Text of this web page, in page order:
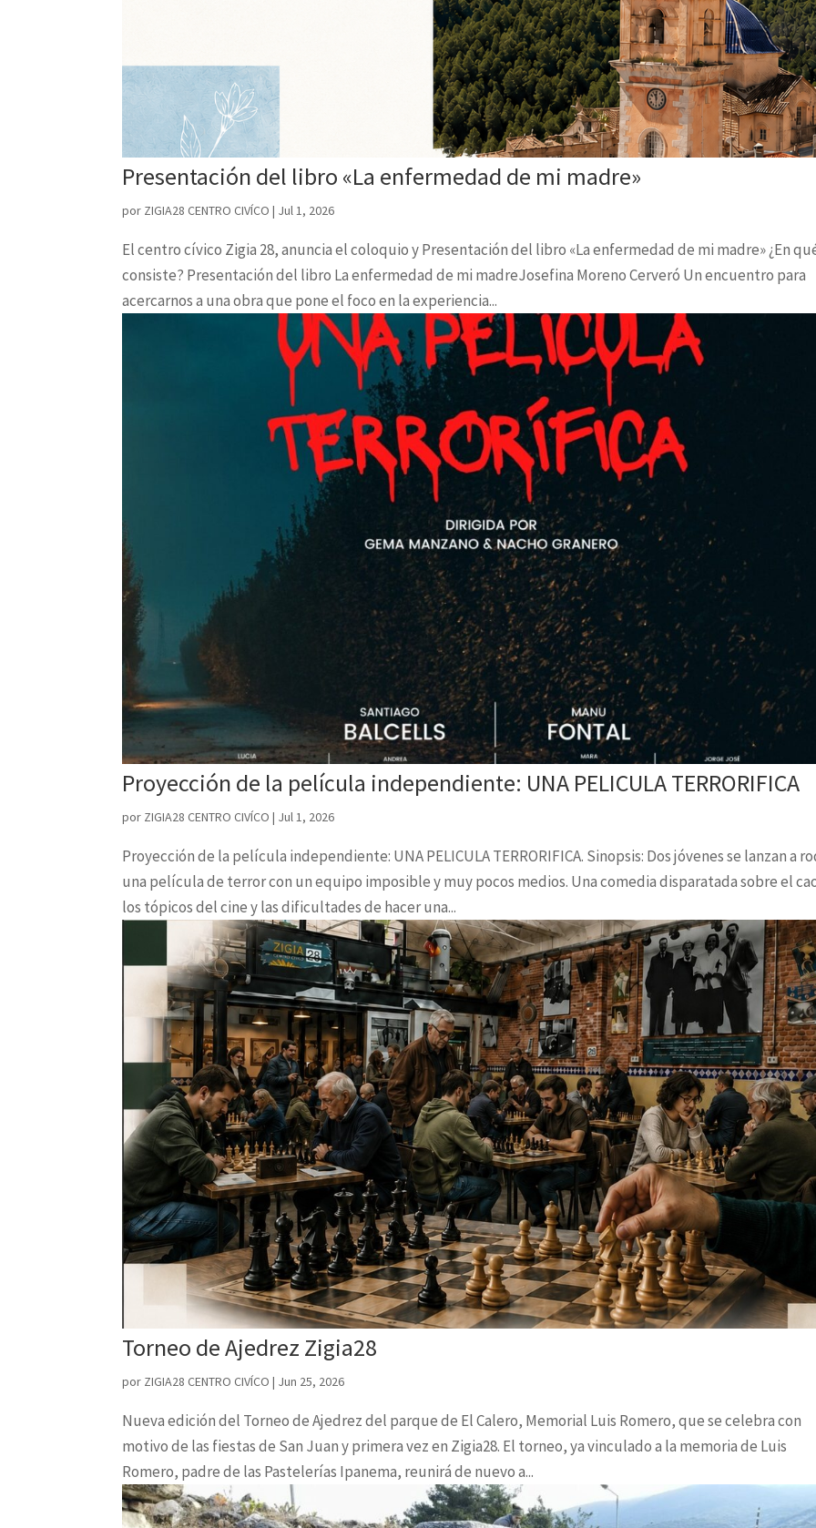
Presentación del libro «La enfermedad de mi madre»
por ZIGIA28 CENTRO CIVÍCO | Jul 1, 2026
El centro cívico Zigia 28, anuncia el coloquio y Presentación del libro «La enfermedad de mi madre» ¿En
consiste? Presentación del libro La enfermedad de mi madreJosefina Moreno Cerveró Un encuentro para
acercarnos a una obra que pone el foco en la experiencia...
Proyección de la película independiente: UNA PELICULA TERRORIFICA
por ZIGIA28 CENTRO CIVÍCO | Jul 1, 2026
Proyección de la película independiente: UNA PELICULA TERRORIFICA. Sinopsis: Dos jóvenes se lanzan a
una película de terror con un equipo imposible y muy pocos medios. Una comedia disparatada sobre el
los tópicos del cine y las dificultades de hacer una...
Torneo de Ajedrez Zigia28
por ZIGIA28 CENTRO CIVÍCO | Jun 25, 2026
Nueva edición del Torneo de Ajedrez del parque de El Calero, Memorial Luis Romero, que se celebra con
motivo de las fiestas de San Juan y primera vez en Zigia28. El torneo, ya vinculado a la memoria de Luis
Romero, padre de las Pastelerías Ipanema, reunirá de nuevo a...